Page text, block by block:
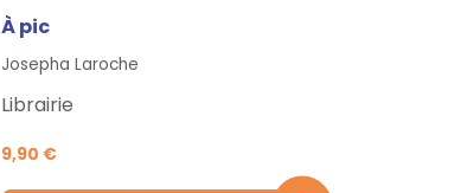
À pic
Josepha Laroche
Librairie
9,90 €